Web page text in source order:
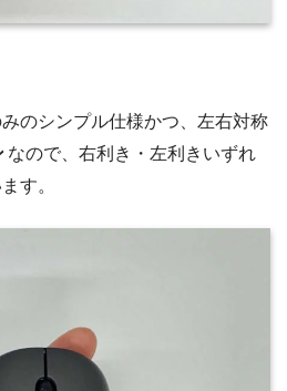
のシンプル仕様かつ、左右対称
なので、右利き・左利きいずれ
す。